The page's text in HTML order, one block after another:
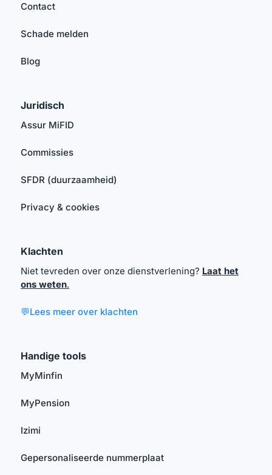
Contact
Schade melden
Blog
Juridisch
Assur MiFID
Commissies
SFDR (duurzaamheid)
Privacy & cookies
Klachten
Niet tevreden over onze dienstverlening? Laat het
ons weten.
💬Lees meer over klachten
Handige tools
MyMinfin
MyPension
Izimi
Gepersonaliseerde nummerplaat